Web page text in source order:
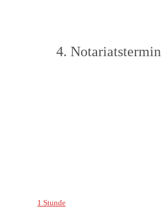
4. Notariatstermin
1 Stunde